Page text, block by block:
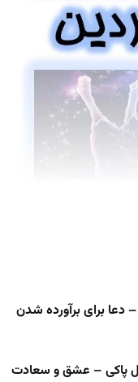
برای برآورده شدن
پاکی – عشق و سعادت